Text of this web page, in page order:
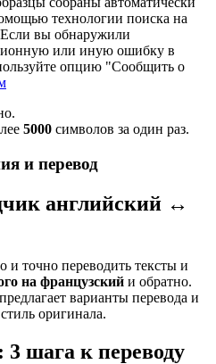
технологии поиска на
вы обнаружили
или иную ошибку в
опцию "Сообщить о
5000 символов за один раз.
и перевод
английский ↔
и точно переводить тексты и
на французский и обратно.
варианты перевода и
оригинала.
3 шага к переводу